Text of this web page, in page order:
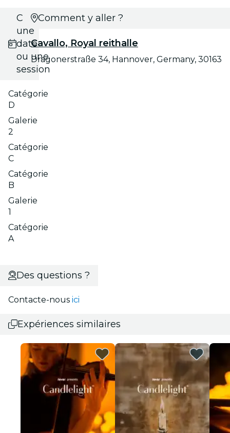
Choisis
une
date
ou une
session
Catégorie
D
Galerie
2
Catégorie
C
Catégorie
B
Galerie
1
Catégorie
A
Comment y aller ?
Cavallo, Royal reithalle
Dragonerstraße 34, Hannover, Germany, 30163
Des questions ?
Contacte-nous ici
Expériences similaires